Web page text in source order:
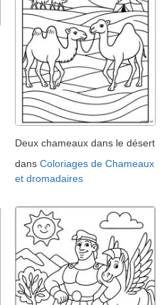
Deux chameaux dans le désert
dans Coloriages de Chameaux
et dromadaires